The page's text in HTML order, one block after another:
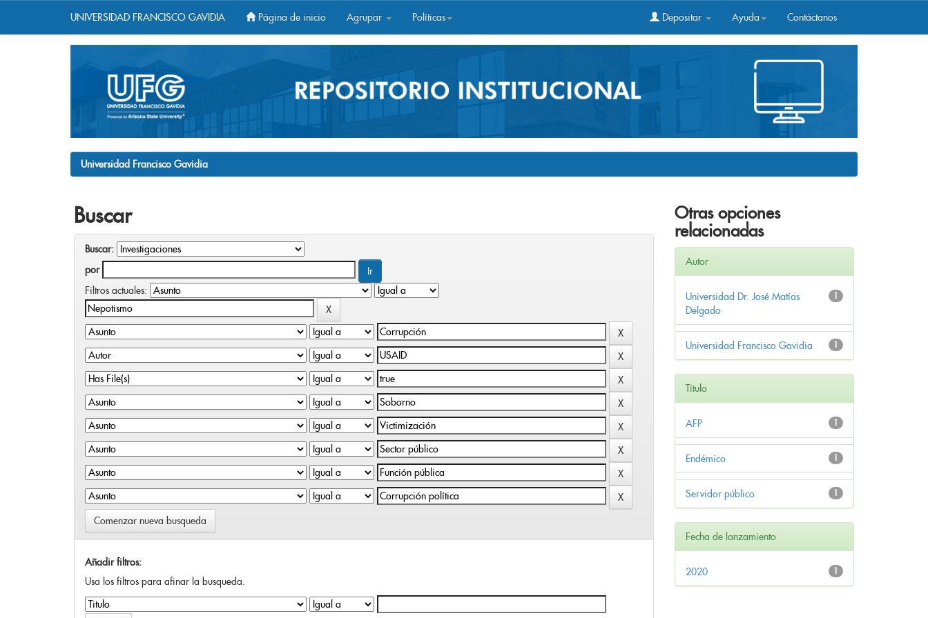
UNIVERSIDAD FRANCISCO GAVIDIA Página de inicio Agrupar Políticas Depositar Ayuda Contáctanos
Universidad Francisco Gavidia
Buscar
Buscar:
por
Filtros actuales:
Comenzar nueva busqueda
Añadir filtros:
Usa los filtros para afinar la busqueda.
Otras opciones
relacionadas
Autor
1
Universidad Dr. José Matías
Delgado
1
Universidad Francisco Gavidia
Título
1
AFP
1
Endémico
1
Servidor público
Fecha de lanzamiento
1
2020